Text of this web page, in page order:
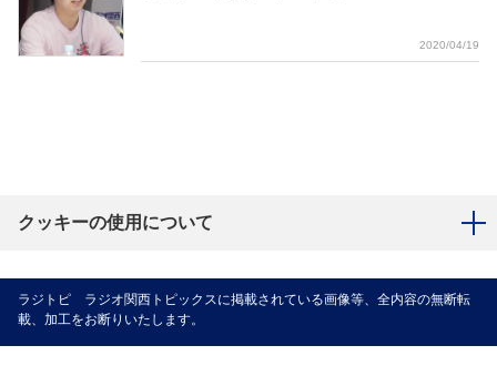
2020/04/19
クッキーの使用について
ラジトピ ラジオ関西トピックスに掲載されている画像等、全内容の無断転
載、加工をお断りいたします。